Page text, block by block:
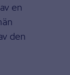
en
den